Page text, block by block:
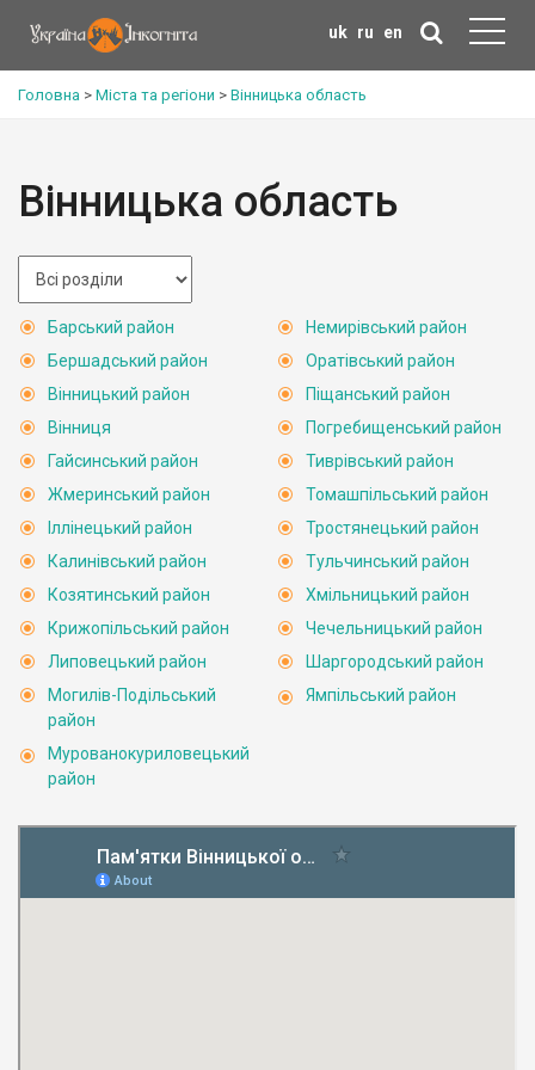
uk ru en
Головна > Міста та регіони > Вінницька область
Вінницька область
Барський район
Бершадський район
Вінницький район
Вінниця
Гайсинський район
Жмеринський район
Іллінецький район
Калинівський район
Козятинський район
Крижопільський район
Липовецький район
Могилів-Подільський
район
Мурованокуриловецький
район
Немирівський район
Оратівський район
Піщанський район
Погребищенський район
Тиврівський район
Томашпільський район
Тростянецький район
Тульчинський район
Хмільницький район
Чечельницький район
Шаргородський район
Ямпільський район